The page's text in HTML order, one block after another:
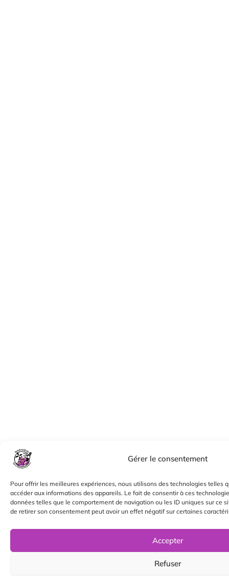
Gérer le consentement
Pour offrir les meilleures expériences, nous utilisons des technologies telles
accéder aux informations des appareils. Le fait de consentir à ces
données telles que le comportement de navigation ou les ID uniques sur ce
de retirer son consentement peut avoir un effet négatif sur certaines
Accepter
Refuser